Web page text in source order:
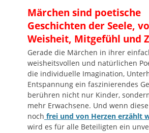
Märchen sind poetische
Geschichten der Seele,
Weisheit, Mitgefühl und
Gerade die Märchen in ihrer
weisheitsvollen und natürlichen
die individuelle Imagination,
Entspannung ein faszinierendes
berühren nicht nur Kinder,
mehr Erwachsene. Und wenn
noch frei und von Herzen erzählt
wird es für alle Beteiligten ein